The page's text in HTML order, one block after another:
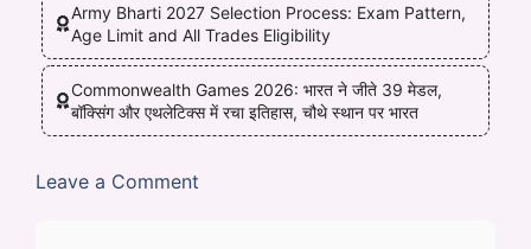
Army Bharti 2027 Selection Process: Exam Pattern,
Age Limit and All Trades Eligibility
Commonwealth Games 2026: भारत ने जीते 39 मेडल,
बॉक्सिंग और एथलेटिक्स में रचा इतिहास, चौथे स्थान पर भारत
Leave a Comment